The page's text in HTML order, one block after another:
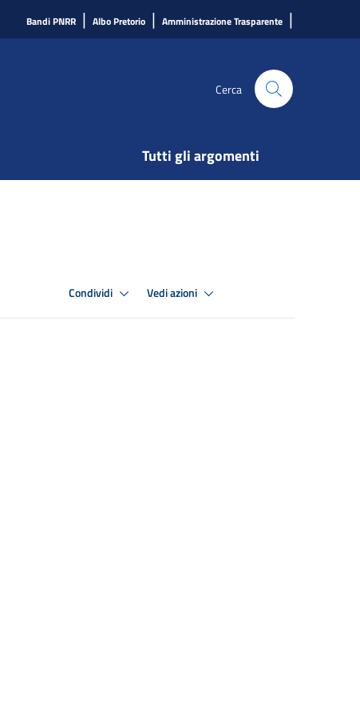
Bandi PNRR | Albo Pretorio | Amministrazione Trasparente |
Cerca
Tutti gli argomenti
Condividi Vedi azioni